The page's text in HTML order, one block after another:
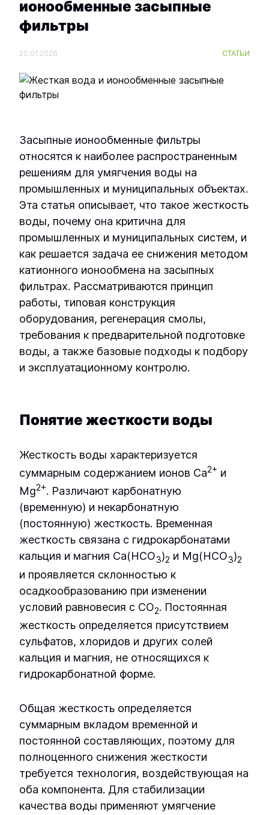
Промышленная установка обратного
Промышленная установка обратного
осмоса УОО-М-20
Промышленная установка обратного
осмоса УОО-М-30
Промышленная установка обратного
осмоса УОО-М-33
Промышленная установка обратного
осмоса УОО-М-38
Промышленная установка обратного
осмоса УОО-М-4
Промышленная установка обратного
осмоса УОО-М-42
осмоса УОО-М-50
Промышленная установка обратного
осмоса УОО-М-6
Промышленная установка обратного
осмоса УОО-М-8
Установка озонирования ОЗН-ПК-20
Установка озонирования ОЗН-ПК-3
Установка озонирования ОЗН-ПК-4
Установка озонирования ОЗН-ПК-5
Установка озонирования ОЗН-ПК-50
Установка озонирования ОЗН-ПК-6
Установка озонирования ОЗН-ПК-60
Установка озонирования ОЗН-ПК-8
ионообменные засыпные
фильтры
20.01.2026 СТАТЬИ
Засыпные ионообменные фильтры
относятся к наиболее распространенным
решениям для умягчения воды на
промышленных и муниципальных объектах.
Эта статья описывает, что такое жесткость
воды, почему она критична для
промышленных и муниципальных систем, и
как решается задача ее снижения методом
катионного ионообмена на засыпных
фильтрах. Рассматриваются принцип
работы, типовая конструкция
оборудования, регенерация смолы,
требования к предварительной подготовке
воды, а также базовые подходы к подбору
и эксплуатационному контролю.
Понятие жесткости воды
Жесткость воды характеризуется
суммарным содержанием ионов Ca2+ и
Mg2+. Различают карбонатную
(временную) и некарбонатную
(постоянную) жесткость. Временная
жесткость связана с гидрокарбонатами
кальция и магния Ca(HCO3)2 и Mg(HCO3)2
и проявляется склонностью к
осадкообразованию при изменении
условий равновесия с CO2. Постоянная
жесткость определяется присутствием
сульфатов, хлоридов и других солей
кальция и магния, не относящихся к
гидрокарбонатной форме.
Общая жесткость определяется
суммарным вкладом временной и
постоянной составляющих, поэтому для
полноценного снижения жесткости
требуется технология, воздействующая на
оба компонента. Для стабилизации
качества воды применяют умягчение